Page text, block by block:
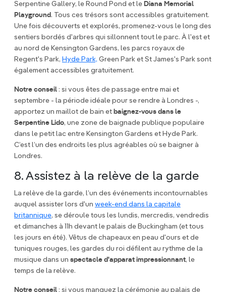
Serpentine Gallery, le Round Pond et le Diana Memorial
Playground . Tous ces trésors sont accessibles gratuitement.
Une fois découverts et explorés, promenez-vous le long des
sentiers bordés d'arbres qui sillonnent tout le parc. À l'est et
au nord de Kensington Gardens, les parcs royaux de
Regent's Park, Hyde Park, Green Park et St James's Park sont
également accessibles gratuitement.
Notre conseil : si vous êtes de passage entre mai et
septembre - la période idéale pour se rendre à Londres -,
apportez un maillot de bain et baignez-vous dans le
Serpentine Lido, une zone de baignade publique populaire
dans le petit lac entre Kensington Gardens et Hyde Park.
C’est l’un des endroits les plus agréables où se baigner à
Londres.
8. Assistez à la relève de la garde
La relève de la garde, l’un des événements incontournables
auquel assister lors d'un week-end dans la capitale
britannique, se déroule tous les lundis, mercredis, vendredis
et dimanches à 11h devant le palais de Buckingham (et tous
les jours en été). Vêtus de chapeaux en peau d'ours et de
tuniques rouges, les gardes du roi défilent au rythme de la
musique dans un spectacle d'apparat impressionnant, le
temps de la relève.
Notre conseil : si vous manquez la cérémonie au palais de